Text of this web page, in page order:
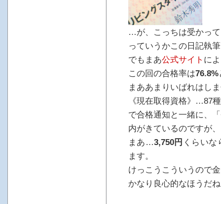
…が、こっちは受かっ
っていうかこの日記執
でもまあ公式サイト に
この回の合格率は76.8%
まああまりいばれはし
《現在取得資格》…87
で合格通知と一緒に、
内がきているのですが、
まあ…3,750円 くらい
ます。
けっこうこういうので
かなり良心的なほうだ